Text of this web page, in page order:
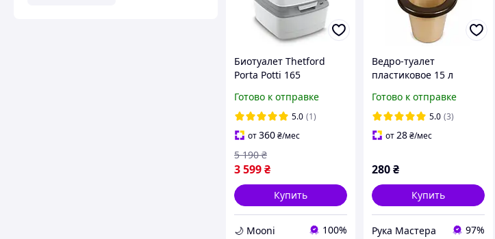
Биотуалет Thetford
Porta Potti 165
Готово к отправке
5.0 (1)
от360₴/мес
3 599₴
5 190 ₴
Купить
🌙 Mooni 100%
Ведро-туалет
пластиковое 15 л
для дачи, кемпинга и
стройки
Готово к отправке
5.0 (3)
от28₴/мес
280₴
Купить
Рука Мастера 97%